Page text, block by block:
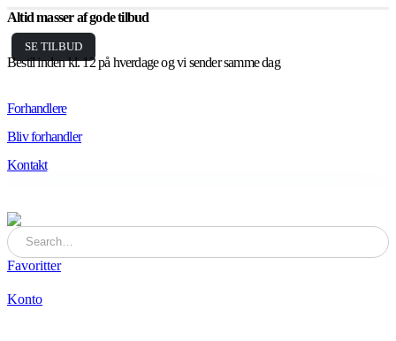
Altid masser af gode tilbud
SE TILBUD
Bestil inden kl. 12 på hverdage og vi sender samme dag
Forhandlere
Bliv forhandler
Kontakt
Favoritter
Konto